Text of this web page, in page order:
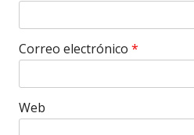
Correo electrónico *
Web